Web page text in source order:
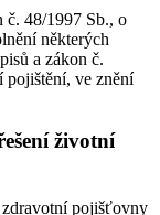
č. 48/1997 Sb., o
některých
a zákon č.
pojištění, ve znění
životní
zdravotní pojišťovny